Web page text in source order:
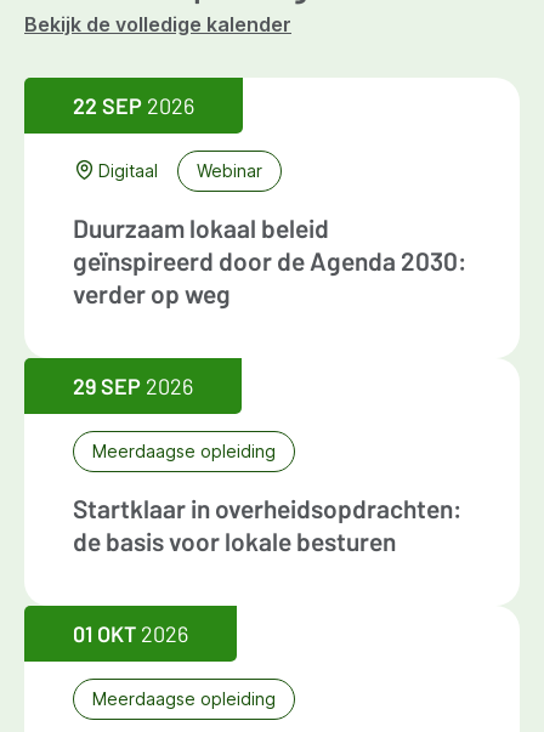
Bekijk de volledige kalender
22 SEP 2026
Digitaal Webinar
Duurzaam lokaal beleid
geïnspireerd door de Agenda 2030:
verder op weg
29 SEP 2026
Meerdaagse opleiding
Startklaar in overheidsopdrachten:
de basis voor lokale besturen
01 OKT 2026
Meerdaagse opleiding